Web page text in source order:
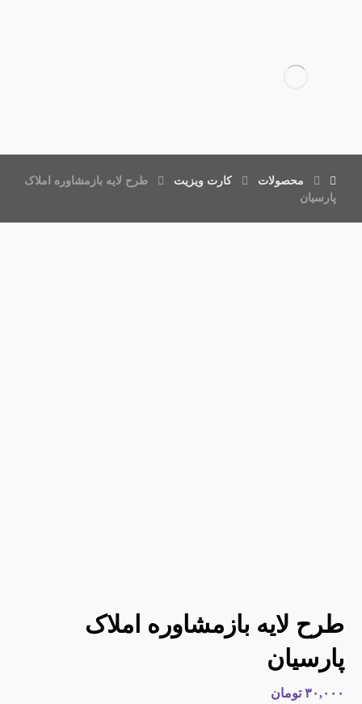
محصولات کارت ویزیت
طرح لایه بازمشاوره املاک
پارسیان
طرح لایه بازمشاوره املاک
پارسیان
۳۰,۰۰۰ تومان